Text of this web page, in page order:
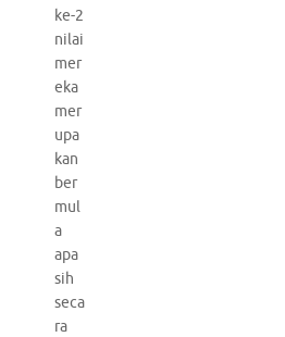
ke-2
nilai
mer
eka
mer
upa
kan
ber
mul
a
apa
sih
seca
ra